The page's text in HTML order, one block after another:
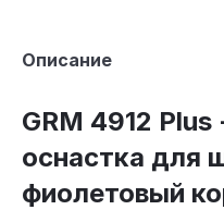
Описание
GRM 4912
оснастка для
фиолетовый